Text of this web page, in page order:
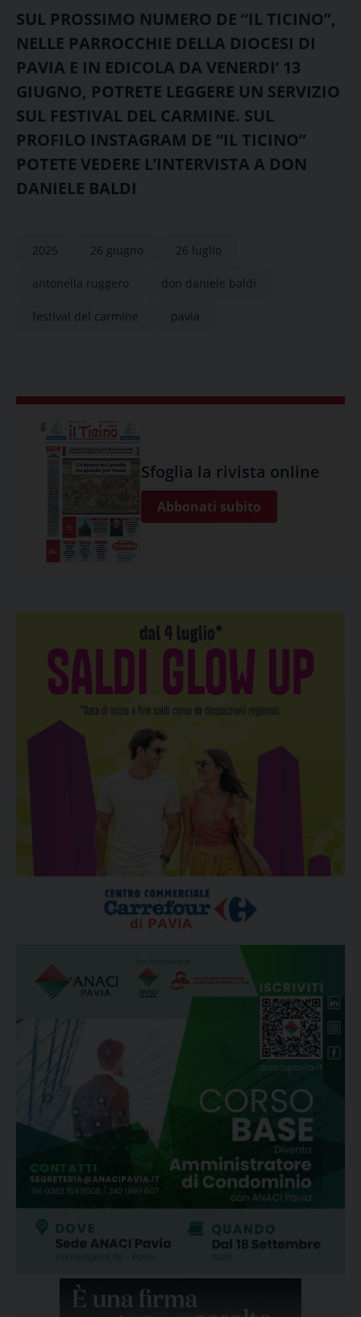
SUL PROSSIMO NUMERO DE “IL TICINO”,
NELLE PARROCCHIE DELLA DIOCESI DI
PAVIA E IN EDICOLA DA VENERDI’ 13
GIUGNO, POTRETE LEGGERE UN SERVIZIO
SUL FESTIVAL DEL CARMINE. SUL
PROFILO INSTAGRAM DE “IL TICINO”
POTETE VEDERE L’INTERVISTA A DON
DANIELE BALDI
2025 26 giugno 26 luglio
antonella ruggero don daniele baldi
festival del carmine pavia
Sfoglia la rivista online
Abbonati subito